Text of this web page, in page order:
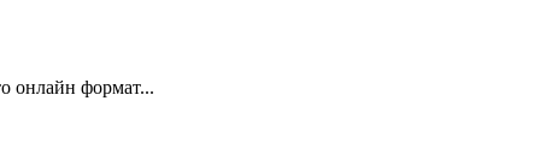
онлайн формат...